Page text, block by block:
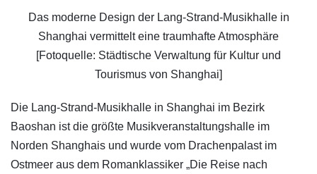
Das moderne Design der Lang-Strand-Musikhalle in
Shanghai vermittelt eine traumhafte Atmosphäre
[Fotoquelle: Städtische Verwaltung für Kultur und
Tourismus von Shanghai]
Die Lang-Strand-Musikhalle in Shanghai im Bezirk
Baoshan ist die größte Musikveranstaltungshalle im
Norden Shanghais und wurde vom Drachenpalast im
Ostmeer aus dem Romanklassiker „Die Reise nach